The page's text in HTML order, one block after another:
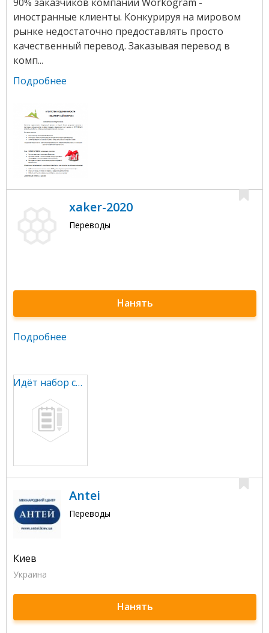
иностранные клиенты. Конкурируя на мировом
рынке недостаточно предоставлять просто
качественный перевод. Заказывая перевод в
комп...
Подробнее
xaker-2020
Переводы
Нанять
Подробнее
Идёт набор сотрудников в новую компанию SignWord
Antei
Переводы
Киев
Украина
Нанять